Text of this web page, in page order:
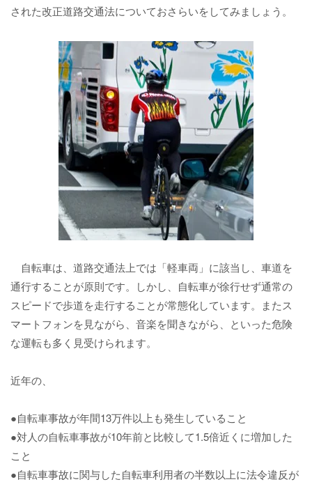
された改正道路交通法についておさらいをしてみましょう。
自転車は、道路交通法上では「軽車両」に該当し、車道を
通行することが原則です。しかし、自転車が徐行せず通常の
スピードで歩道を走行することが常態化しています。またス
マートフォンを見ながら、音楽を聞きながら、といった危険
な運転も多く見受けられます。
近年の、
●自転車事故が年間13万件以上も発生していること
●対人の自転車事故が10年前と比較して1.5倍近くに増加した
こと
●自転車事故に関与した自転車利用者の半数以上に法令違反が